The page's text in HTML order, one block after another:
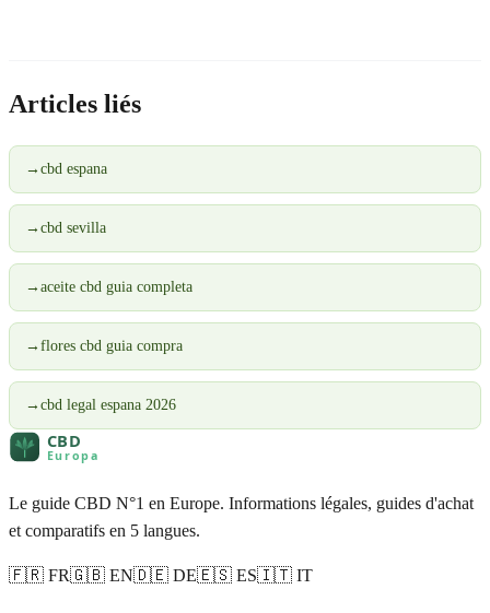
Articles liés
→ cbd espana
→ cbd sevilla
→ aceite cbd guia completa
→ flores cbd guia compra
→ cbd legal espana 2026
Le guide CBD N°1 en Europe. Informations légales, guides d'achat
et comparatifs en 5 langues.
🇫🇷 FR🇬🇧 EN🇩🇪 DE🇪🇸 ES🇮🇹 IT